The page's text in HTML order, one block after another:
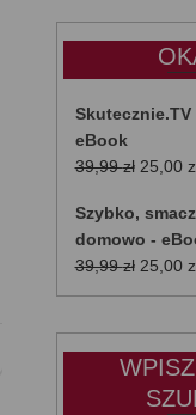
Skutecznie.TV
eBook
39,99zł
39,99
25,00
Szybko,
domowo -
39,99zł
cena
25,00